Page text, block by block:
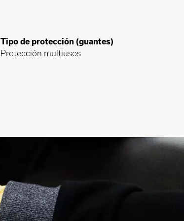
Tipo de protección (guantes)
Protección multiusos